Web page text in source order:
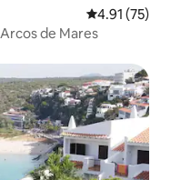
Calificación
4.91 (75)
de Mares